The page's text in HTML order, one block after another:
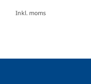
Inkl. moms